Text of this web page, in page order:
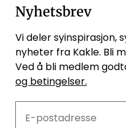
Nyhetsbrev
Vi deler syinspirasjon,
nyheter fra Kakle. Bli
Ved å bli medlem
og betingelser.